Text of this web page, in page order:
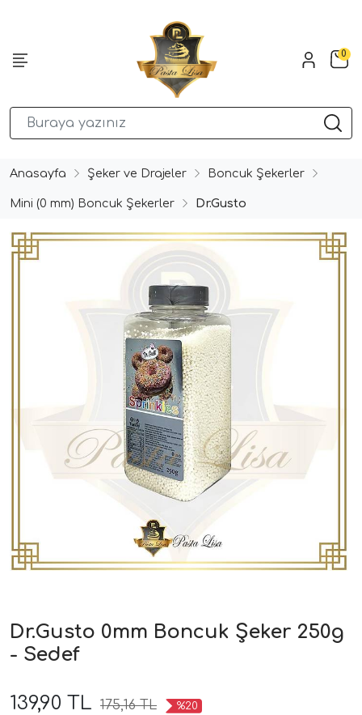
0
Anasayfa Şeker ve Drajeler Boncuk Şekerler
Mini (0 mm) Boncuk Şekerler Dr.Gusto
Dr.Gusto 0mm Boncuk Şeker 250g
- Sedef
139,90 TL 175,16 TL %20